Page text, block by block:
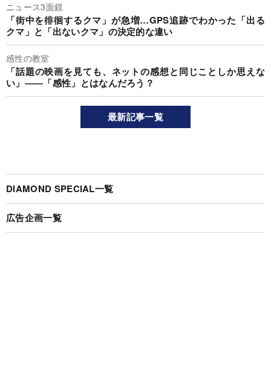
ニュース3面鏡
「街中を徘徊するクマ」が急増…GPS追跡でわかった「出る
クマ」と「出ないクマ」の決定的な違い
感性の教室
「話題の映画を見ても、ネットの感想と同じことしか思えな
い」――「感性」とはなんだろう？
最新記事一覧
DIAMOND SPECIAL一覧
広告企画一覧